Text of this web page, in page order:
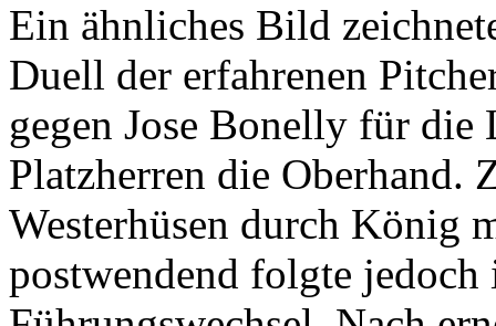
Ein ähnliches Bild
Duell der erfahrenen
gegen Jose Bonelly für die
Platzherren die Oberhand.
Westerhüsen durch König
postwendend folgte